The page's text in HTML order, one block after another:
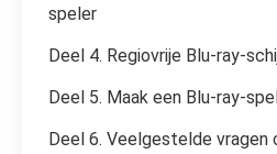
speler
Deel 4. Regiovrije Blu-ray-
Deel 5. Maak een Blu-ray-
Deel 6. Veelgestelde vragen